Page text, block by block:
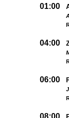
01:00
04:00
06:00
08:00